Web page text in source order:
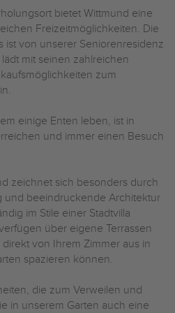
bietet Wittmund eine
Freizeitmöglichkeiten. Die
ist von unserer Seniorenresidenz
mit seinen zahlreichen
zum
einige Enten leben, ist in
und immer einen Besuch
zeichnet sich besonders durch
und beeindruckende Architektur
im Stile einer Stadtvilla
über eigene Terrassen
von Ihrem Zimmer aus in
spazieren können.
die zum Verweilen und
in unserem Garten auch eine